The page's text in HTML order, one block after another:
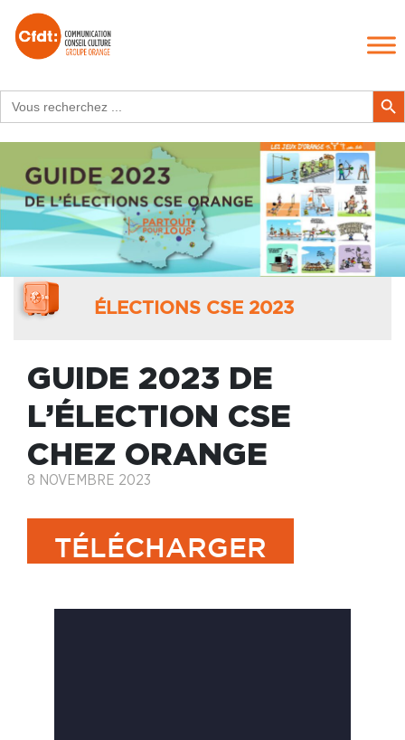
for:
Search
ÉLECTIONS CSE 2023
GUIDE 2023 DE
L’ÉLECTION CSE
CHEZ ORANGE
8 NOVEMBRE 2023
TÉLÉCHARGER